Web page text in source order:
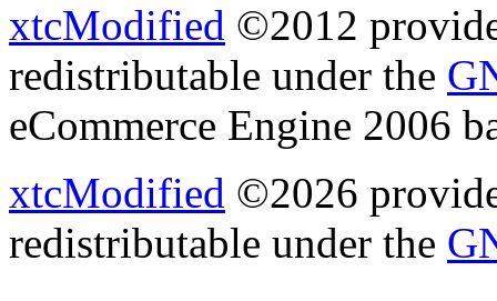
xtcModified ©2012
redistributable under the
eCommerce Engine 2006
xtcModified ©2026
redistributable under the